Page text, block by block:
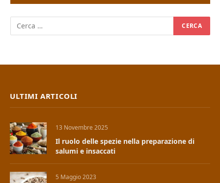
ULTIMI ARTICOLI
13 Novembre 2025
Il ruolo delle spezie nella preparazione di
salumi e insaccati
5 Maggio 2023